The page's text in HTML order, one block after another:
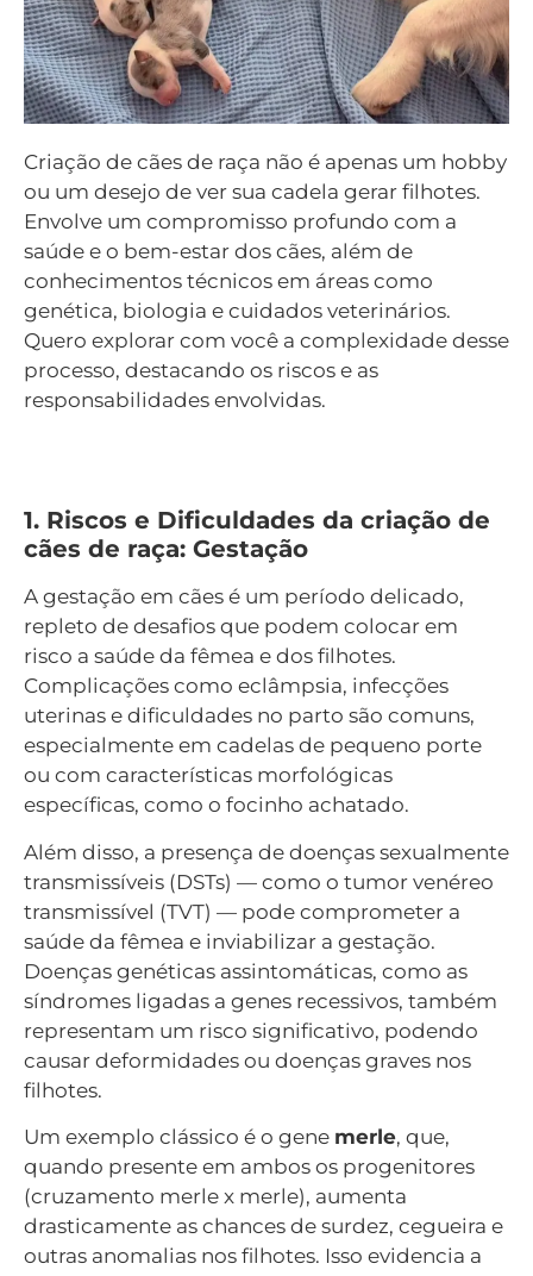
Criação de cães de raça não é apenas um hobby
ou um desejo de ver sua cadela gerar filhotes.
Envolve um compromisso profundo com a
saúde e o bem-estar dos cães, além de
conhecimentos técnicos em áreas como
genética, biologia e cuidados veterinários.
Quero explorar com você a complexidade desse
processo, destacando os riscos e as
responsabilidades envolvidas.
1. Riscos e Dificuldades da criação de
cães de raça: Gestação
A gestação em cães é um período delicado,
repleto de desafios que podem colocar em
risco a saúde da fêmea e dos filhotes.
Complicações como eclâmpsia, infecções
uterinas e dificuldades no parto são comuns,
especialmente em cadelas de pequeno porte
ou com características morfológicas
específicas, como o focinho achatado.
Além disso, a presença de doenças sexualmente
transmissíveis (DSTs) — como o tumor venéreo
transmissível (TVT) — pode comprometer a
saúde da fêmea e inviabilizar a gestação.
Doenças genéticas assintomáticas, como as
síndromes ligadas a genes recessivos, também
representam um risco significativo, podendo
causar deformidades ou doenças graves nos
filhotes.
Um exemplo clássico é o gene merle, que,
quando presente em ambos os progenitores
(cruzamento merle x merle), aumenta
drasticamente as chances de surdez, cegueira e
outras anomalias nos filhotes. Isso evidencia a